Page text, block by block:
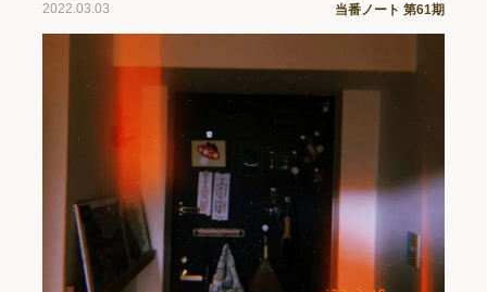
2022.03.03 当番ノート 第61期